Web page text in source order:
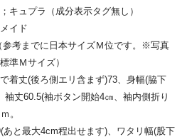
キュプラ（成分表示タグ無し）
イド
参考までに日本サイズＭ位です。※写真
準Ｍサイズ）
着丈(後ろ側エリ含まず)73、身幅(脇下
丈60.5(袖ボタン開始4㎝、袖内側折り
。
あと最大4cm程出せます)、ワタリ幅(股下